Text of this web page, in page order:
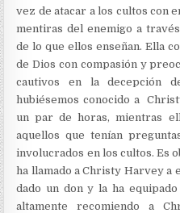
vez de atacar a los cultos con
mentiras del enemigo a
de lo que ellos enseñan. Ella
de Dios con compasión y
cautivos en la decepción
hubiésemos conocido a
un par de horas, mientras
aquellos que tenían
involucrados en los cultos. Es
ha llamado a Christy Harvey a
dado un don y la ha
altamente recomiendo a